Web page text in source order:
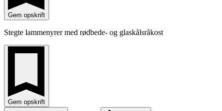
Gem opskrift
Stegte lammenyrer med rødbede- og glaskålsråkost
Gem opskrift